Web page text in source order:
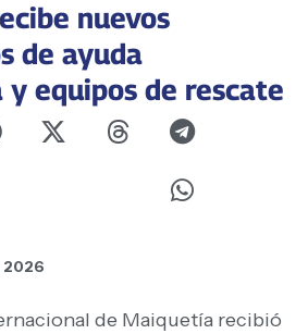
nuevos
de ayuda
equipos de rescate
2026
de Maiquetía recibió